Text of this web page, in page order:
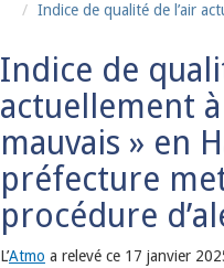
Indice de qualité de l’air
Indice de
actuellement
mauvais » en
préfecture
procédure
L’Atmo a relevé ce 17 janvier